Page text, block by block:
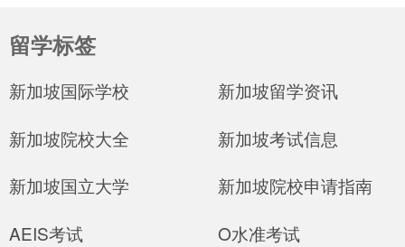
留学标签
新加坡国际学校
新加坡留学资讯
新加坡院校大全
新加坡考试信息
新加坡国立大学
新加坡院校申请指南
AEIS考试
O水准考试